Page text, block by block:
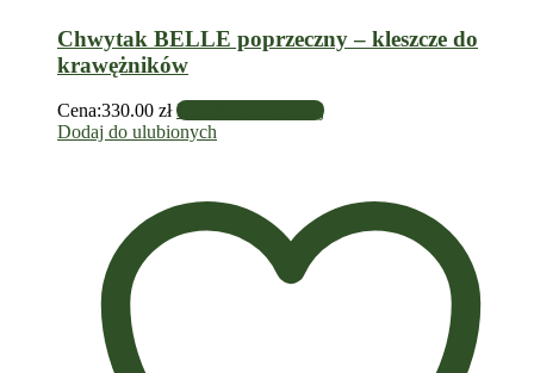
Chwytak BELLE poprzeczny – kleszcze do
krawężników
Cena:330.00 zł Dowiedz się więcej
Dodaj do ulubionych